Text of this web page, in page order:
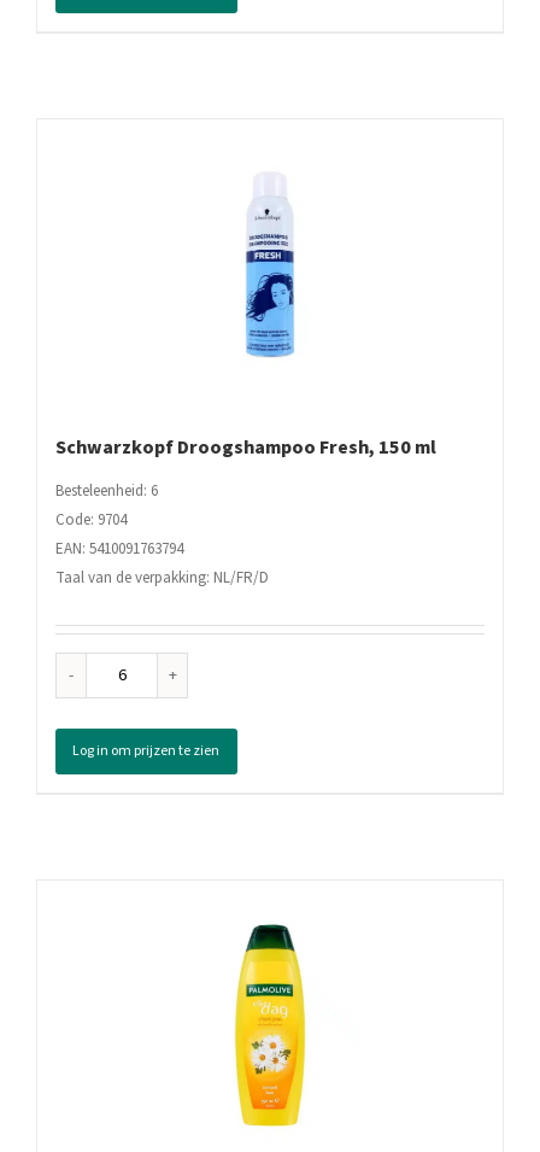
Repair,
Schwarzkopf Droogshampoo Fresh, 150 ml
Besteleenheid: 6
Code: 9704
EAN: 5410091763794
Taal van de verpakking: NL/FR/D
Schwarzkopf
Fresh,
150
ml
Log in om prijzen te zien